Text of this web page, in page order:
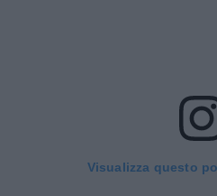
Visualizza questo